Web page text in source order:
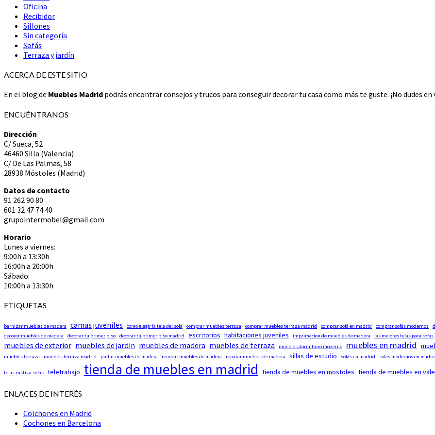
Oficina
Recibidor
Sillones
Sin categoría
Sofás
Terraza y jardín
ACERCA DE ESTE SITIO
En el blog de Muebles Madrid podrás encontrar consejos y trucos para conseguir decorar tu casa como más te guste. ¡No dudes
ENCUÉNTRANOS
Dirección
C/ Sueca, 52
46460 Silla (Valencia)
C/ De Las Palmas, 58
28938 Móstoles (Madrid)
Datos de contacto
91 262 90 80
601 32 47 74 40
grupointermobel@gmail.com
Horario
Lunes a viernes:
9:00h a 13:30h
16:00h a 20:00h
Sábado:
10:00h a 13:30h
ETIQUETAS
barnizar muebles de madera camas juveniles como elegir la tela del sofa comprar muebles terraza comprar muebles terraza madrid comprar sofá en madrid comprar sofás modernos
decorar muebles de madera decorar tu primer piso decorar tu primer piso madrid escritorios habitaciones juveniles imprimacion de muebles de madera las mejores telas para sofas
muebles de exterior muebles de jardin muebles de madera muebles de terraza muebles dormitorio moderno muebles en madrid
muebles terraza
muebles terraza madrid pintar muebles de madera renovar muebles de madera reparar muebles de madera sillas de estudio sofás en madrid sofás modernos en
telas rustika sofas teletrabajo tienda de muebles en madrid tienda de muebles en mostoles tienda de muebles en
ENLACES DE INTERÉS
Colchones en Madrid
Cochones en Barcelona